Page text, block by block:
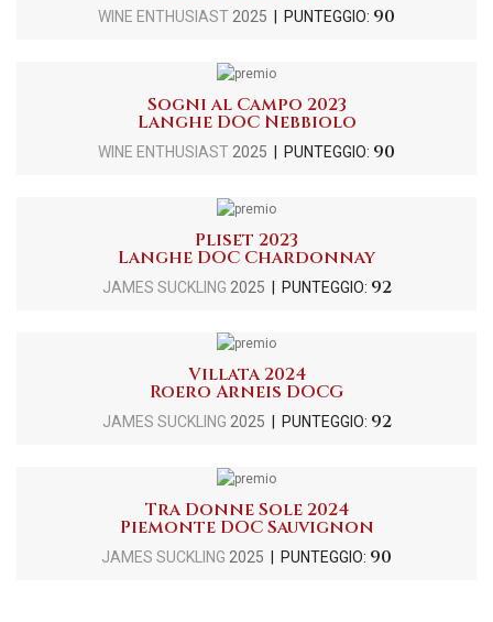
WINE ENTHUSIAST 2025 | PUNTEGGIO: 90
Sogni al Campo 2023
Langhe DOC Nebbiolo
WINE ENTHUSIAST 2025 | PUNTEGGIO: 90
Pliset 2023
Langhe DOC Chardonnay
JAMES SUCKLING 2025 | PUNTEGGIO: 92
Villata 2024
Roero Arneis DOCG
JAMES SUCKLING 2025 | PUNTEGGIO: 92
Tra Donne Sole 2024
Piemonte DOC Sauvignon
JAMES SUCKLING 2025 | PUNTEGGIO: 90